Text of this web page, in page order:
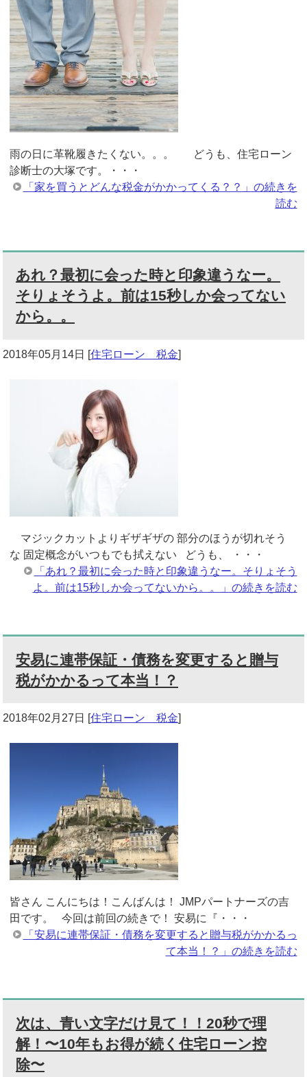
雨の日に革靴履きたくない。。。 どうも、住宅ローン
診断士の大塚です。・・・
「家を買うとどんな税金がかかってくる？？」の続きを
読む
あれ？最初に会った時と印象違うなー。
そりょそうよ。前は15秒しか会ってない
から。。
2018年05月14日 [住宅ローン 税金]
マジックカットよりギザギザの 部分のほうが切れそう
な 固定概念がいつもでも拭えない どうも、 ・・・
「あれ？最初に会った時と印象違うなー。そりょそう
よ。前は15秒しか会ってないから。。」の続きを読む
安易に連帯保証・債務を変更すると贈与
税がかかるって本当！？
2018年02月27日 [住宅ローン 税金
皆さん こんにちは！こんばんは！ JMPパートナーズの吉
田です。 今回は前回の続きで！ 安易に『・・・
「安易に連帯保証・債務を変更すると贈与税がかかるっ
て本当！？」の続きを読む
次は、青い文字だけ見て！！20秒で理
解！〜10年もお得が続く住宅ローン控
除〜